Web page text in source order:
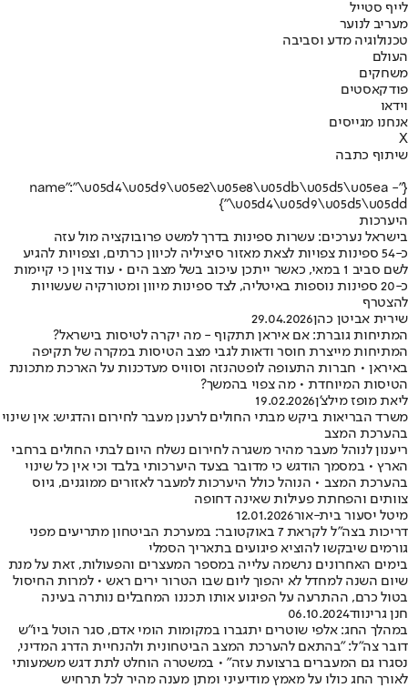
לייף סטייל
מעריב לנוער
טכנולוגיה מדע וסביבה
העולם
משחקים
פודקאסטים
וידאו
אנחנו מגייסים
X
שיתוף כתבה
{"name":"\u05d4\u05d9\u05e2\u05e8\u05db\u05d5\u05ea -
\u05d4\u05d9\u05d5\u05dd"}
היערכות
בישראל נערכים: עשרות ספינות בדרך למשט פרובוקציה מול עזה
כ-54 ספינות צפויות לצאת מאזור סיציליה לכיוון כרתים, וצפויות להגיע
לשם סביב 1 במאי, כאשר ייתכן עיכוב בשל מצב הים • עוד צוין כי קיימות
כ-20 ספינות נוספות באיטליה, לצד ספינות מיוון ומטורקיה שעשויות
להצטרף
שירית אביטן כהן29.04.2026
המתיחות גוברת: אם איראן תתקוף - מה יקרה לטיסות בישראל?
המתיחות מייצרת חוסר ודאות לגבי מצב הטיסות במקרה של תקיפה
באיראן • חברות התעופה לופטהנזה וסוויס מעדכנות על הארכת מתכונת
הטיסות המיוחדת • מה צפוי בהמשך?
ליאת מופז מילצ'ן19.02.2026
משרד הבריאות ביקש מבתי החולים לרענן מעבר לחירום והדגיש: אין שינוי
בהערכת המצב
ריענון לנוהל מעבר מהיר משגרה לחירום נשלח היום לבתי החולים ברחבי
הארץ • במסמך הודגש כי מדובר בצעד היערכותי בלבד וכי אין כל שינוי
בהערכת המצב • הנוהל כולל היערכות למעבר לאזורים ממוגנים, גיוס
צוותים והפחתת פעילות שאינה דחופה
מיטל יסעור בית-אור12.01.2026
דריכות בצה"ל לקראת 7 באוקטובר: במערכת הביטחון מתריעים מפני
גורמים שיבקשו להוציא פיגועים בתאריך הסמלי
בימים האחרונים נרשמה עלייה במספר המעצרים והפעולות, זאת על מנת
שיום השנה למחדל לא יהפוך ליום שבו הטרור ירים ראש • למרות החיסול
בטול כרם, ההתרעה על הפיגוע אותו תכננו המחבלים נותרה בעינה
חנן גרינווד06.10.2024
במהלך החג: אלפי שוטרים יתגברו במקומות הומי אדם, סגר הוטל ביו"ש
דובר צה"ל: "בהתאם להערכת המצב הביטחונית ולהנחיית הדרג המדיני,
נסגרו גם המעברים ברצועת עזה" • במשטרה הוחלט לתת דגש משמעותי
לאורך החג כולו על מאמץ מודיעיני ומתן מענה מהיר לכל תרחיש